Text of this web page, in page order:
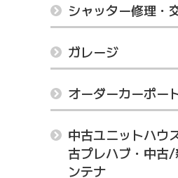
シャッター修理・
ガレージ
オーダーカーポー
中古ユニットハウ
古プレハブ・中古/
ンテナ